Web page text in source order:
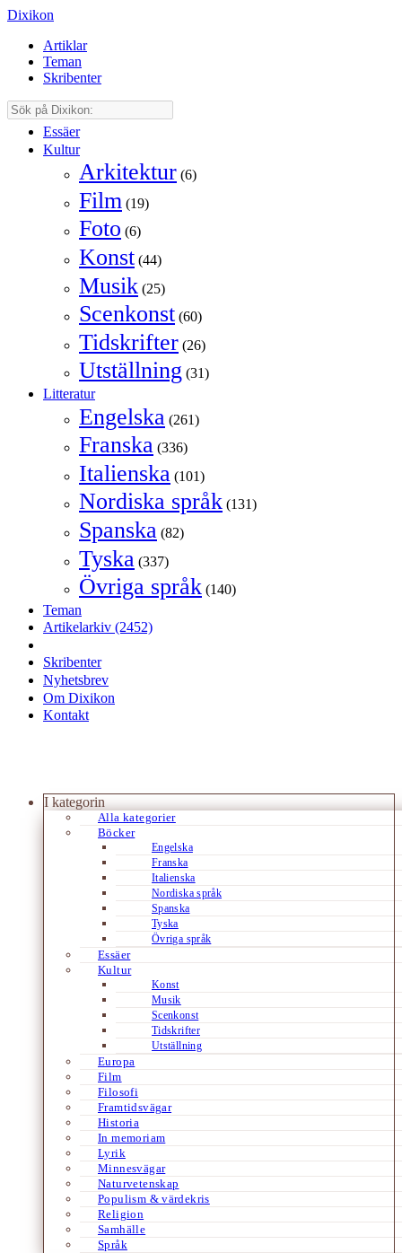
Dixikon
Artiklar
Teman
Skribenter
Essäer
Kultur
Arkitektur (6)
Film (19)
Foto (6)
Konst (44)
Musik (25)
Scenkonst (60)
Tidskrifter (26)
Utställning (31)
Litteratur
Engelska (261)
Franska (336)
Italienska (101)
Nordiska språk (131)
Spanska (82)
Tyska (337)
Övriga språk (140)
Teman
Artikelarkiv (2452)
Skribenter
Nyhetsbrev
Om Dixikon
Kontakt
I kategorin
Alla kategorier
Böcker
Engelska
Franska
Italienska
Nordiska språk
Spanska
Tyska
Övriga språk
Essäer
Kultur
Konst
Musik
Scenkonst
Tidskrifter
Utställning
Europa
Film
Filosofi
Framtidsvägar
Historia
In memoriam
Lyrik
Minnesvägar
Naturvetenskap
Populism & värdekris
Religion
Samhälle
Språk